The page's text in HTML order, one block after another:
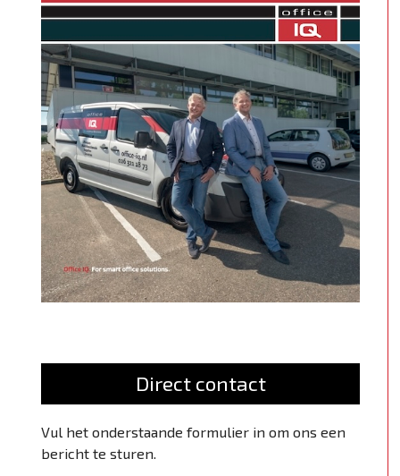
Direct contact
Vul het onderstaande formulier in om ons een
bericht te sturen.